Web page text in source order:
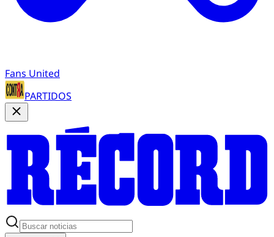
Fans United
PARTIDOS